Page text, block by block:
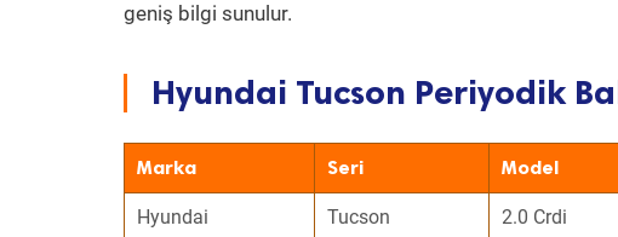
geniş bilgi sunulur.
Hyundai Tucson Periyodik
Marka Seri Model
Hyundai Tucson 2.0 Crdi